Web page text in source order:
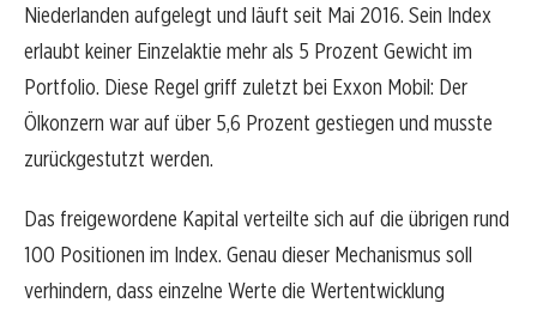
Niederlanden aufgelegt und läuft seit Mai 2016. Sein Index
erlaubt keiner Einzelaktie mehr als 5 Prozent Gewicht im
Portfolio. Diese Regel griff zuletzt bei Exxon Mobil: Der
Ölkonzern war auf über 5,6 Prozent gestiegen und musste
zurückgestutzt werden.
Das freigewordene Kapital verteilte sich auf die übrigen rund
100 Positionen im Index. Genau dieser Mechanismus soll
verhindern, dass einzelne Werte die Wertentwicklung